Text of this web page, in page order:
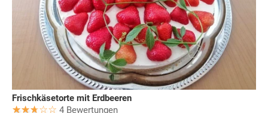
Frischkäsetorte mit Erdbeeren
4 Bewertungen